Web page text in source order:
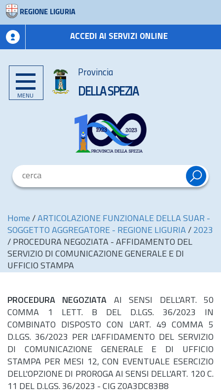
REGIONE LIGURIA
ACCEDI AI SERVIZI ONLINE
MENU
Provincia
DELLA SPEZIA
Home / ARTICOLAZIONE FUNZIONALE DELLA SUAR -
SOGGETTO AGGREGATORE - REGIONE LIGURIA / 2023
/ PROCEDURA NEGOZIATA - AFFIDAMENTO DEL
SERVIZIO DI COMUNICAZIONE GENERALE E DI
UFFICIO STAMPA
PROCEDURA NEGOZIATA AI SENSI DELL'ART. 50
COMMA 1 LETT. B DEL D.LGS. 36/2023 IN
COMBINATO DISPOSTO CON L'ART. 49 COMMA 5
D.LGS. 36/2023 PER L'AFFIDAMENTO DEL SERVIZIO
DI COMUNICAZIONE GENERALE E DI UFFICIO
STAMPA PER MESI 12, CON EVENTUALE ESERCIZIO
DELL'OPZIONE DI PROROGA AI SENSI DELL'ART. 120 C.
11 DEL D.LGS. 36/2023 - CIG Z0A3DC83B8